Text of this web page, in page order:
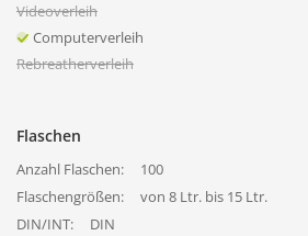
Videoverleih
Computerverleih
Rebreatherverleih
Flaschen
Anzahl Flaschen:
100
Flaschengrößen:
von 8 Ltr. bis 15 Ltr.
DIN/INT:
DIN